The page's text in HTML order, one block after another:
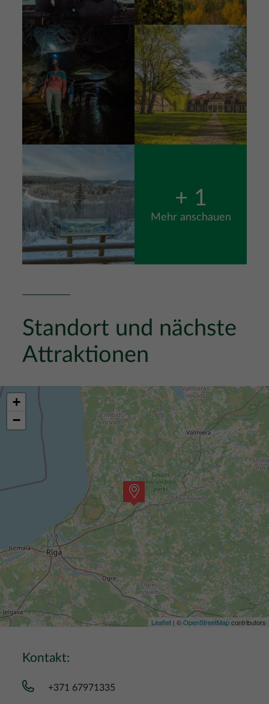
Bild Bild
+ 1
Mehr anschauen
Standort und nächste
Attraktionen
+
−
Leaflet | ©OpenStreetMapcontributors
Kontakt:
+371 67971335